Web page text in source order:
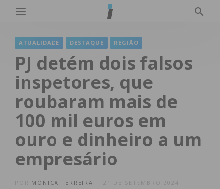
ATUALIDADE DESTAQUE REGIÃO
PJ detém dois falsos
inspetores, que
roubaram mais de
100 mil euros em
ouro e dinheiro a um
empresário
MÓNICA FERREIRA 21 DE SETEMBRO 2024